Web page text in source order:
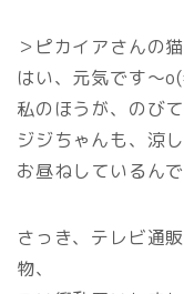
＞ピカイアさんの
はい、元気です～
私のほうが、のび
ジジちゃんも、涼
お昼ねしているんで
さっき、テレビ通
物、